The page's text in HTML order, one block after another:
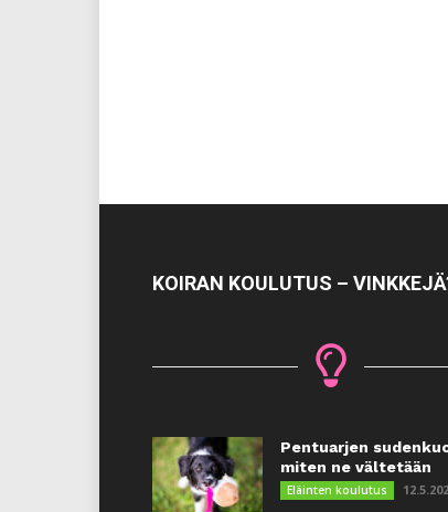
KOIRAN KOULUTUS –
Pentuarjen
miten ne vältetään
Eläinten koulutus